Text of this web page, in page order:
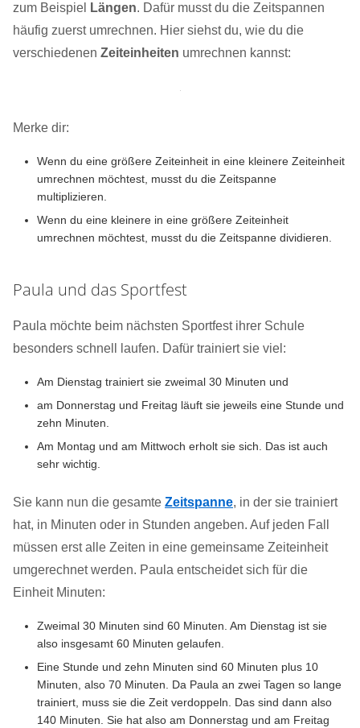
zum Beispiel
Längen. Dafür musst du die Zeitspannen
häufig zuerst umrechnen. Hier siehst du, wie du die
verschiedenen Zeiteinheiten umrechnen kannst:
Merke dir:
Wenn du eine größere Zeiteinheit in eine kleinere Zeiteinheit
umrechnen möchtest, musst du die Zeitspanne
multiplizieren.
Wenn du eine kleinere in eine größere Zeiteinheit
umrechnen möchtest, musst du die Zeitspanne dividieren.
Paula und das Sportfest
Paula möchte beim nächsten Sportfest ihrer Schule
besonders schnell laufen. Dafür trainiert sie viel:
Am Dienstag trainiert sie zweimal 30 Minuten und
am Donnerstag und Freitag läuft sie jeweils eine Stunde und
zehn Minuten.
Am Montag und am Mittwoch erholt sie sich. Das ist auch
sehr wichtig.
Sie kann nun die gesamte Zeitspanne, in der sie trainiert
hat, in Minuten oder in Stunden angeben. Auf jeden Fall
müssen erst alle Zeiten in eine gemeinsame Zeiteinheit
umgerechnet werden. Paula entscheidet sich für die
Einheit Minuten:
Zweimal 30 Minuten sind 60 Minuten. Am Dienstag ist sie
also insgesamt 60 Minuten gelaufen.
Eine Stunde und zehn Minuten sind 60 Minuten plus 10
Minuten, also 70 Minuten. Da Paula an zwei Tagen so lange
trainiert, muss sie die Zeit verdoppeln. Das sind dann also
140 Minuten. Sie hat also am Donnerstag und am Freitag